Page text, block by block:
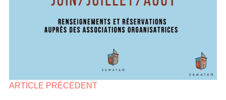
ARTICLE PRÉCÉDENT